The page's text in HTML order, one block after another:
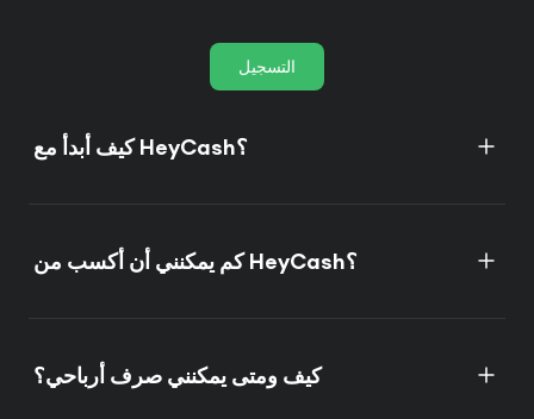
التسجيل
كيف أبدأ مع HeyCash؟
كم يمكنني أن أكسب من HeyCash؟
كيف ومتى يمكنني صرف أرباحي؟